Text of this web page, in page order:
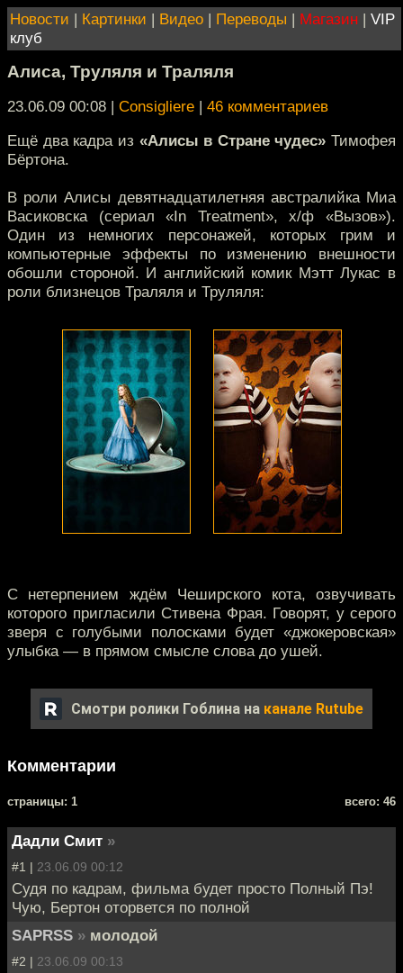
Новости | Картинки | Видео | Переводы | Магазин | VIP
клуб
Алиса, Труляля и Траляля
23.06.09 00:08 | Consigliere | 46 комментариев
Ещё два кадра из «Алисы в Стране чудес» Тимофея
Бёртона.
В роли Алисы девятнадцатилетняя австралийка Миа
Васиковска (сериал «In Treatment», х/ф «Вызов»).
Один из немногих персонажей, которых грим и
компьютерные эффекты по изменению внешности
обошли стороной. И английский комик Мэтт Лукас в
роли близнецов Траляля и Труляля:
C нетерпением ждём Чеширского кота, озвучивать
которого пригласили Стивена Фрая. Говорят, у серого
зверя с голубыми полосками будет «джокеровская»
улыбка — в прямом смысле слова до ушей.
Смотри ролики Гоблина на канале Rutube
Комментарии
cтраницы: 1 всего: 46
Дадли Смит »
#1 | 23.06.09 00:12
Судя по кадрам, фильма будет просто Полный Пэ!
Чую, Бертон оторвется по полной
SAPRSS » молодой
#2 | 23.06.09 00:13